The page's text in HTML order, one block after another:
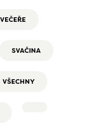
VEČEŘE
SVAČINA
VŠECHNY